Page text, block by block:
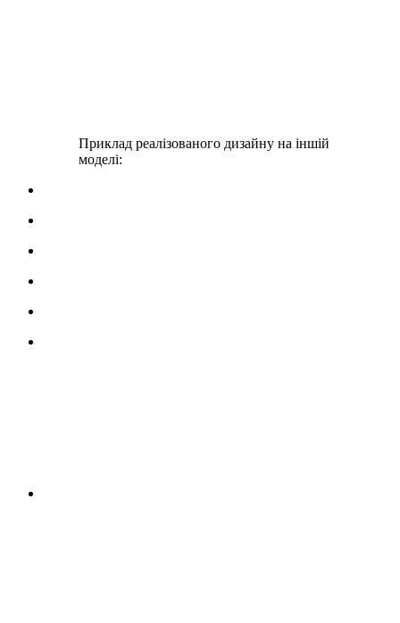
Приклад реалізованого дизайну на іншій
моделі: